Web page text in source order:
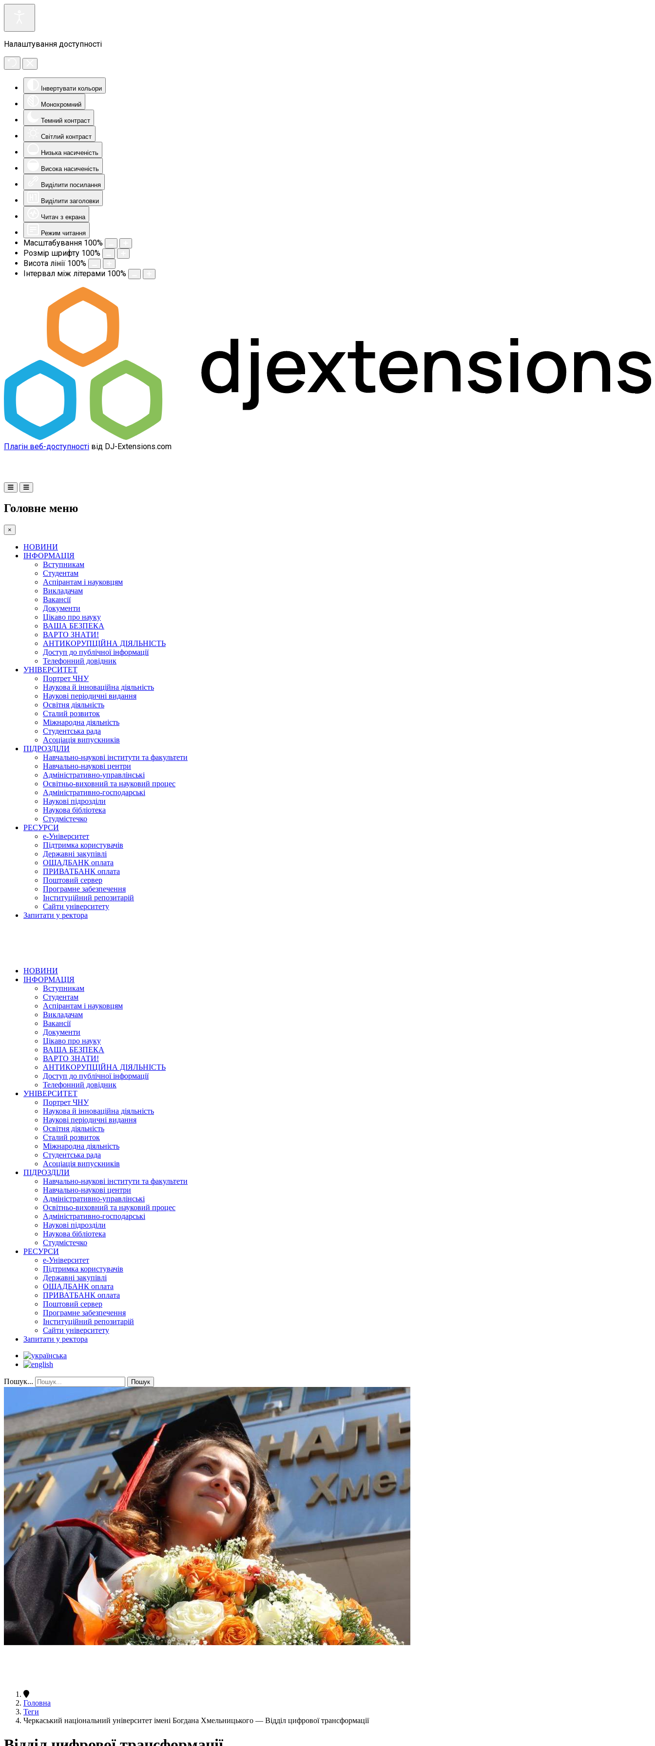
Налаштування доступності
Інвертувати кольори
Монохромний
Темний контраст
Світлий контраст
Низька насиченість
Висока насиченість
Виділити посилання
Виділити заголовки
Читач з екрана
Режим читання
Масштабування 100%
Розмір шрифту 100%
Висота лінії 100%
Інтервал між літерами 100%
Плагін веб-доступності від DJ-Extensions.com
Головне меню
×
НОВИНИ
ІНФОРМАЦІЯ
Вступникам
Студентам
Аспірантам і науковцям
Викладачам
Вакансії
Документи
Цікаво про науку
ВАША БЕЗПЕКА
ВАРТО ЗНАТИ!
АНТИКОРУПЦІЙНА ДІЯЛЬНІСТЬ
Доступ до публічної інформації
Телефонний довідник
УНІВЕРСИТЕТ
Портрет ЧНУ
Наукова й інноваційна діяльність
Наукові періодичні видання
Освітня діяльність
Сталий розвиток
Міжнародна діяльність
Студентська рада
Асоціація випускників
ПІДРОЗДІЛИ
Навчально-наукові інститути та факультети
Навчально-наукові центри
Адміністративно-управлінські
Освітньо-виховний та науковий процес
Адміністративно-господарські
Наукові підрозділи
Наукова бібліотека
Студмістечко
РЕСУРСИ
е-Університет
Підтримка користувачів
Державні закупівлі
ОЩАДБАНК оплата
ПРИВАТБАНК оплата
Поштовий сервер
Програмне забезпечення
Інституційний репозитарій
Сайти університету
Запитати у ректора
НОВИНИ
ІНФОРМАЦІЯ
Вступникам
Студентам
Аспірантам і науковцям
Викладачам
Вакансії
Документи
Цікаво про науку
ВАША БЕЗПЕКА
ВАРТО ЗНАТИ!
АНТИКОРУПЦІЙНА ДІЯЛЬНІСТЬ
Доступ до публічної інформації
Телефонний довідник
УНІВЕРСИТЕТ
Портрет ЧНУ
Наукова й інноваційна діяльність
Наукові періодичні видання
Освітня діяльність
Сталий розвиток
Міжнародна діяльність
Студентська рада
Асоціація випускників
ПІДРОЗДІЛИ
Навчально-наукові інститути та факультети
Навчально-наукові центри
Адміністративно-управлінські
Освітньо-виховний та науковий процес
Адміністративно-господарські
Наукові підрозділи
Наукова бібліотека
Студмістечко
РЕСУРСИ
е-Університет
Підтримка користувачів
Державні закупівлі
ОЩАДБАНК оплата
ПРИВАТБАНК оплата
Поштовий сервер
Програмне забезпечення
Інституційний репозитарій
Сайти університету
Запитати у ректора
Пошук... Пошук
Головна
Теги
Черкаський національний університет імені Богдана Хмельницького — Відділ цифрової трансформації